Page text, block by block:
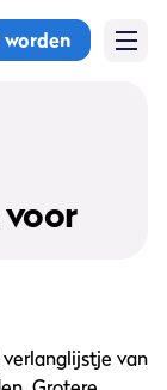
worden
van